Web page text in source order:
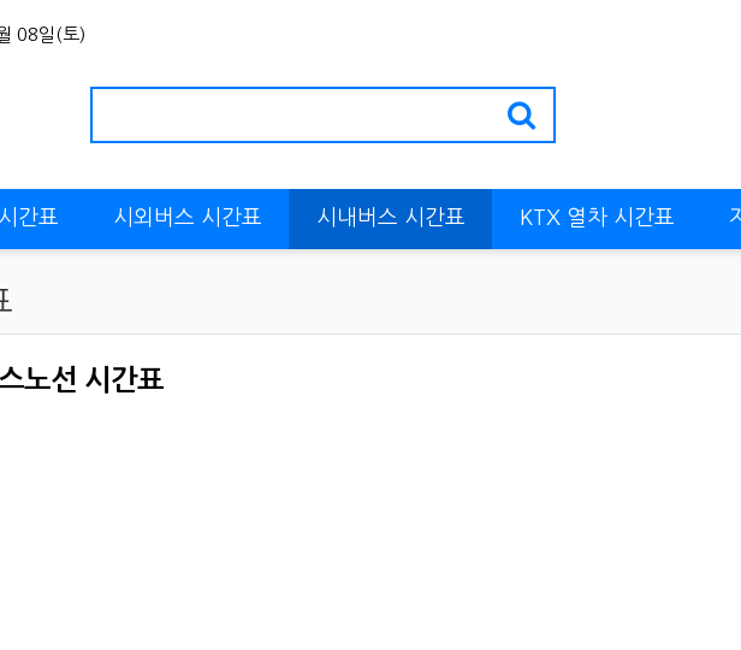
08일(토)
간표 시외버스 시간표 시내버스 시간표 KTX 열차 시간표
노선 시간표